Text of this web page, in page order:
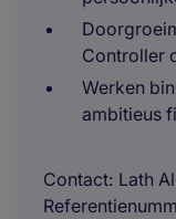
Controller
Werken
ambitieus
Contact Lath